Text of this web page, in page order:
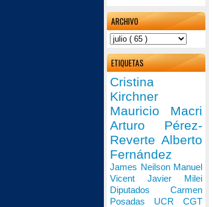
ARCHIVO
ETIQUETAS
Cristina
Kirchner
Mauricio Macri
Arturo Pérez-
Reverte Alberto
Fernández
James Neilson Manuel
Vicent Javier Milei
Diputados Carmen
Posadas UCR CGT